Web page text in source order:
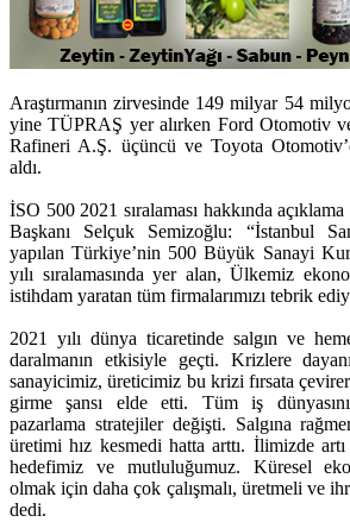
Araştırmanın zirvesinde 149 milyar 54
yine TÜPRAŞ yer alırken Ford Otomotiv
Rafineri A.Ş. üçüncü ve Toyota
aldı.
İSO 500 2021 sıralaması hakkında
Başkanı Selçuk Semizoğlu: “İstanbul
yapılan Türkiye’nin 500 Büyük Sanayi
yılı sıralamasında yer alan, Ülkemiz
istihdam yaratan tüm firmalarımızı tebrik
2021 yılı dünya ticaretinde salgın ve
daralmanın etkisiyle geçti. Krizlere
sanayicimiz, üreticimiz bu krizi fırsata
girme şansı elde etti. Tüm iş
pazarlama stratejiler değişti. Salgına
üretimi hız kesmedi hatta arttı. İlimizde
hedefimiz ve mutluluğumuz. Küresel
olmak için daha çok çalışmalı, üretmeli ve
dedi.